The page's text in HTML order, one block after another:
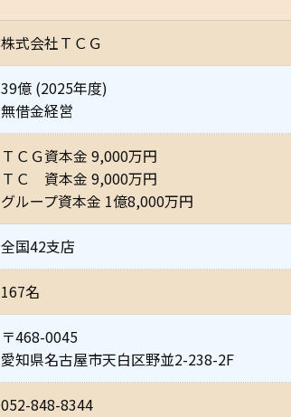
株式会社ＴＣＧ
39億 (2025年度)
無借金経営
ＴＣＧ資本金 9,000万円
ＴＣ 資本金 9,000万円
グループ資本金 1億8,000万円
全国42支店
167名
〒468-0045
愛知県名古屋市天白区野並2-238-2F
052-848-8344